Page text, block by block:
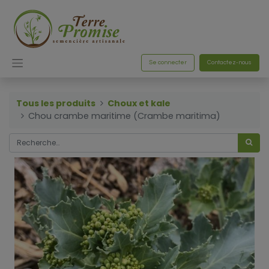
Se connecter Contactez-nous
Tous les produits
Choux et kale
Chou crambe maritime (Crambe maritima)